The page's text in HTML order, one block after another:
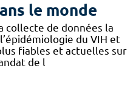
le monde
collecte de données la
du VIH et
fiables et actuelles sur
de l